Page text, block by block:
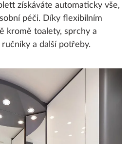
získáváte automaticky vše,
péči. Díky flexibilním
kromě toalety, sprchy a
a další potřeby.